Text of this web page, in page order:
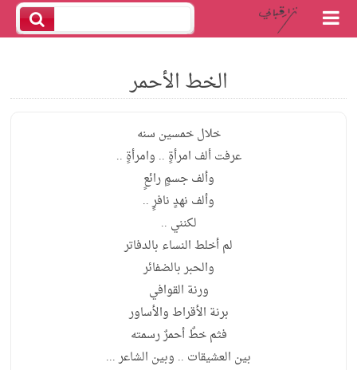
الخط الأحمر
خلال خمسين سنه
عرفت ألف امرأةٍ .. وامرأةٍ ..
وألف جسمٍ رائعٍ
وألف نهدٍ نافرٍ ..
لكنني ..
لم أخلط النساء بالدفاتر
والحبر بالضفائر
ورنة القوافي
برنة الأقراط والأساور
فثم خطٌ أحمرٌ رسمته
بين العشيقات .. وبين الشاعر ...